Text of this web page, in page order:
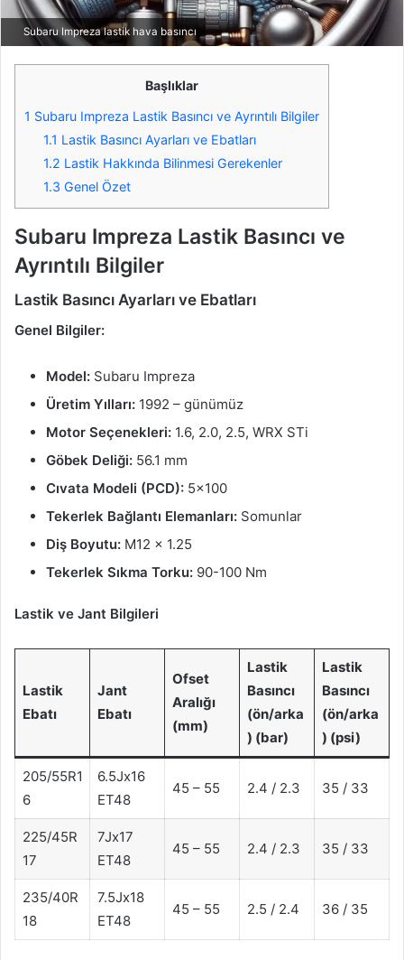
Subaru Impreza lastik hava basıncı
Başlıklar
1 Subaru Impreza Lastik Basıncı ve Ayrıntılı Bilgiler
1.1 Lastik Basıncı Ayarları ve Ebatları
1.2 Lastik Hakkında Bilinmesi Gerekenler
1.3 Genel Özet
Subaru Impreza Lastik Basıncı ve
Ayrıntılı Bilgiler
Lastik Basıncı Ayarları ve Ebatları
Genel Bilgiler:
Model: Subaru Impreza
Üretim Yılları: 1992 – günümüz
Motor Seçenekleri: 1.6, 2.0, 2.5, WRX STi
Göbek Deliği: 56.1 mm
Cıvata Modeli (PCD): 5×100
Tekerlek Bağlantı Elemanları: Somunlar
Diş Boyutu: M12 x 1.25
Tekerlek Sıkma Torku: 90-100 Nm
Lastik ve Jant Bilgileri
Lastik
Ebatı
Jant
Ebatı
Ofset
Aralığı
(mm)
Lastik
Basıncı
(ön/arka
) (bar)
Lastik
Basıncı
(ön/arka
) (psi)
205/55R1
6
6.5Jx16
ET48
45 – 55 2.4 / 2.3 35 / 33
225/45R
17
7Jx17
ET48
45 – 55 2.4 / 2.3 35 / 33
235/40R
18
7.5Jx18
ET48
45 – 55 2.5 / 2.4 36 / 35